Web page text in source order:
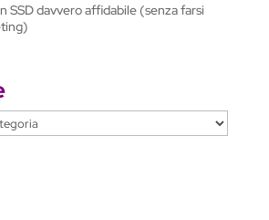
SSD davvero affidabile (senza farsi